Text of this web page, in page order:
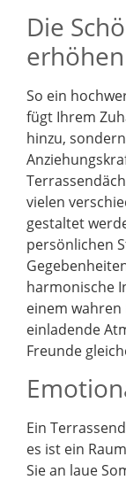
Die
erhöhen
So ein
fügt Ihrem
hinzu,
vielen
gestaltet
persönlichen
harmonische
einem wahren
einladende
Freunde
Ein
es ist ein
Sie an laue